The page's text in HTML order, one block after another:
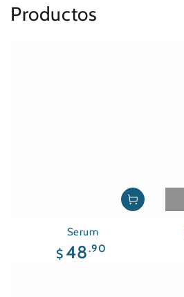
Productos
Serum
Precio
regular
$48.90